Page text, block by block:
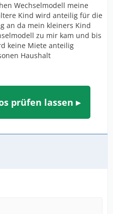
Wechselmodell meine
Kind wird anteilig für die
an da mein kleiners Kind
zu mir kam und bis
keine Miete anteilig
Haushalt
prüfen lassen ▸